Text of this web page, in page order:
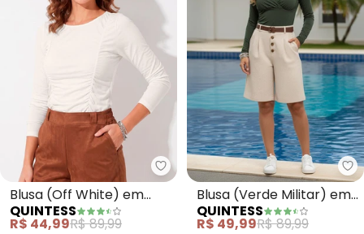
Quintess - Blusa (Off White)
Blusa (Off White) em
Malha de Viscose
QUINTESS
R$ 44,99R$ 89,99
Blusa (Verde Militar) em
Malha de Viscose
QUINTESS
R$ 49,99R$ 89,99